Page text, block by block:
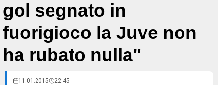
gol segnato in
fuorigioco la Juve non
ha rubato nulla"
11.01.2015 22:45